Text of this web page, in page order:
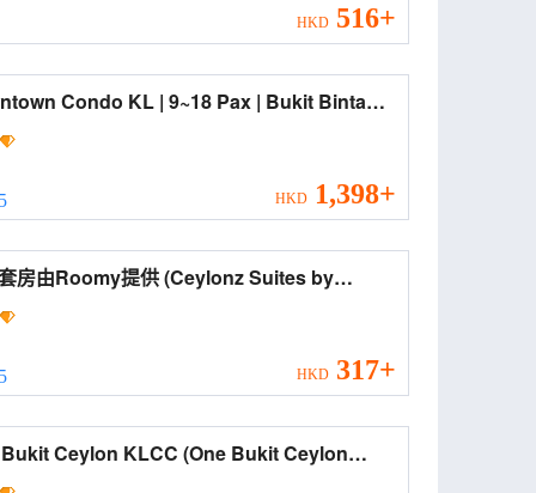
HKD 516+
KL | 9~18 Pax | Bukit Bintang
Condo KL | 9~18 Pax | Bukit
HKD 1,398+
Roomy提供 (Ceylonz Suites by
HKD 317+
Ceylon KLCC (One Bukit Ceylon